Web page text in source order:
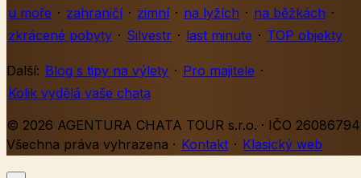
u moře · zahraničí · zimní · na lyžích · na běžkách ·
zkrácené pobyty · Silvestr · last minute · TOP objekty
Další: Blog s tipy na výlety · Pro majitele ·
Kolik vydělá vaše chata
© 2026 AGENTURA CHATA TOUR s.r.o. · IČO 26086794
Všechna práva vyhrazena · Kontakt · Klasický web